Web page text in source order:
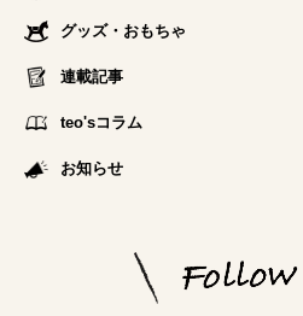
グッズ・おもちゃ
連載記事
teo'sコラム
お知らせ